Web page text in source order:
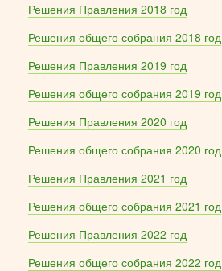
Решения Правления 2018 год
Решения общего собрания 2018 год
Решения Правления 2019 год
Решения общего собрания 2019 год
Решения Правления 2020 год
Решения общего собрания 2020 год
Решения Правления 2021 год
Решения общего собрания 2021 год
Решения Правления 2022 год
Решения общего собрания 2022 год